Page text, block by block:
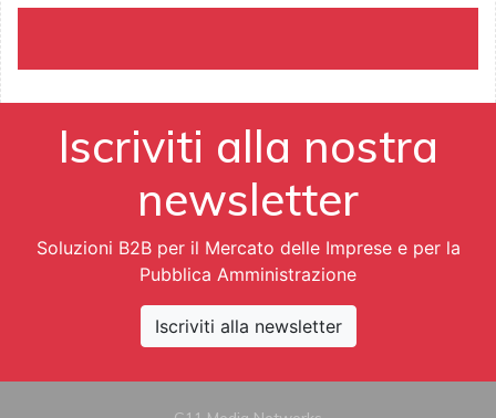
Iscriviti alla nostra
newsletter
Soluzioni B2B per il Mercato delle Imprese e per la
Pubblica Amministrazione
Iscriviti alla newsletter